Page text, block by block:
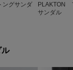
ングサンダ
PLAKTON
サンダル
ル